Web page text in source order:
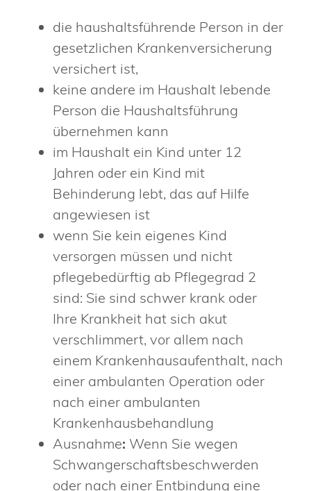
die haushaltsführende Person in der
gesetzlichen Krankenversicherung
versichert ist,
keine andere im Haushalt lebende
Person die Haushaltsführung
übernehmen kann
im Haushalt ein Kind unter 12
Jahren oder ein Kind mit
Behinderung lebt, das auf Hilfe
angewiesen ist
wenn Sie kein eigenes Kind
versorgen müssen und nicht
pflegebedürftig ab Pflegegrad 2
sind: Sie sind schwer krank oder
Ihre Krankheit hat sich akut
verschlimmert, vor allem nach
einem Krankenhausaufenthalt, nach
einer ambulanten Operation oder
nach einer ambulanten
Krankenhausbehandlung
Ausnahme: Wenn Sie wegen
Schwangerschaftsbeschwerden
oder nach einer Entbindung eine